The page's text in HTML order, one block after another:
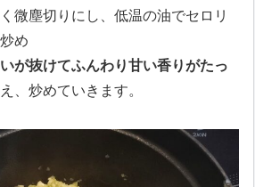
微塵切りにし、低温の油でセロリ
め
が抜けてふんわり甘い香りがたっ
、炒めていきます。